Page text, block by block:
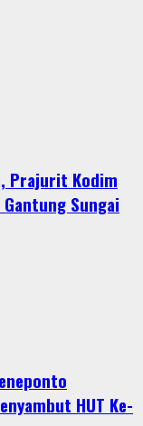
Prajurit Kodim
Sungai
HUT Ke-